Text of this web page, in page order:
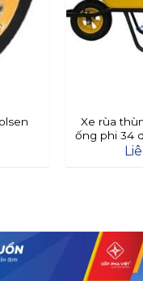
Xe rùa
ống phi 34